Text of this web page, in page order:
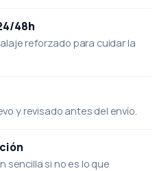
48h
reforzado para cuidar la
y revisado antes del envío.
sencilla si no es lo que